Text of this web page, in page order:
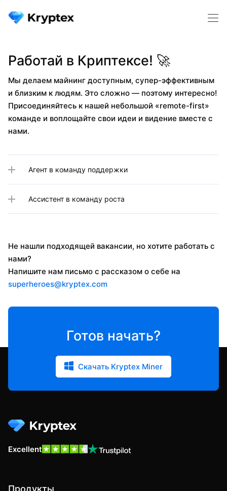
Работай в Криптексе! 🚀
Мы делаем майнинг доступным, супер-эффективным
и близким к людям. Это сложно — поэтому интересно!
Присоединяйтесь к нашей небольшой «remote-first»
команде и воплощайте свои идеи и видение вместе с
нами.
Агент в команду поддержки
Ассистент в команду роста
Не нашли подходящей вакансии, но хотите работать с
нами?
Напишите нам письмо с рассказом о себе на
superheroes@kryptex.com
Готов начать?
Скачать Kryptex Miner
Excellent
Продукты